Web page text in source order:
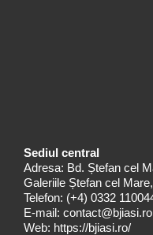
Sediul central
Adresa: Bd. Ștefan cel
Galeriile Ștefan cel
Telefon: (+4) 0332
E-mail: contact@bjiasi.ro
Web: https://bjiasi.ro/